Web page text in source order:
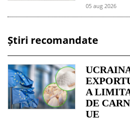
05 aug 2026
Știri recomandate
A
DE
UE